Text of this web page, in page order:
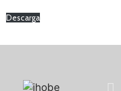
Descarga